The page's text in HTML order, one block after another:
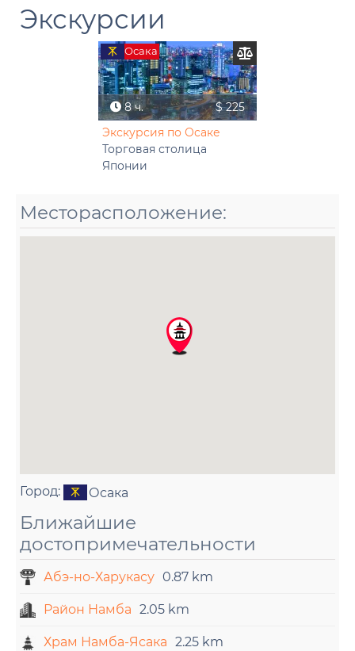
Экскурсии
Осака
8 ч.
$ 225
Экскурсия по Осаке
Торговая столица
Японии
Месторасположение:
Город: Осака
Ближайшие
достопримечательности
Абэ-но-Харукасу 0.87 km
Район Намба 2.05 km
Храм Намба-Ясака 2.25 km